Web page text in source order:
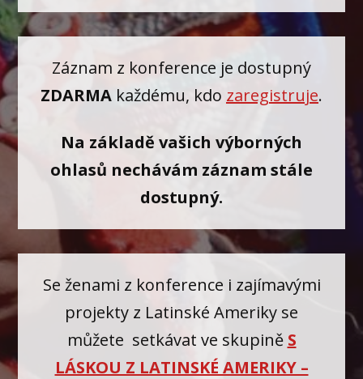
Záznam z konference je dostupný
ZDARMA každému, kdo zaregistruje.
Na základě vašich výborných
ohlasů nechávám záznam stále
dostupný.
Se ženami z konference i zajímavými
projekty z Latinské Ameriky se
můžete setkávat ve skupině S
LÁSKOU Z LATINSKÉ AMERIKY –